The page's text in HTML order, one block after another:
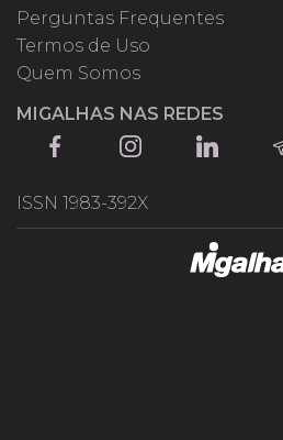
Perguntas Frequentes
Termos de Uso
Quem Somos
MIGALHAS NAS REDES
ISSN 1983-392X